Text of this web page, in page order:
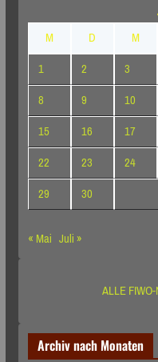
M
D M
1
2 3
8
9 10
15
16 17
22
23 24
29
30
« Mai Juli »
ALLE
Archiv nach Monaten